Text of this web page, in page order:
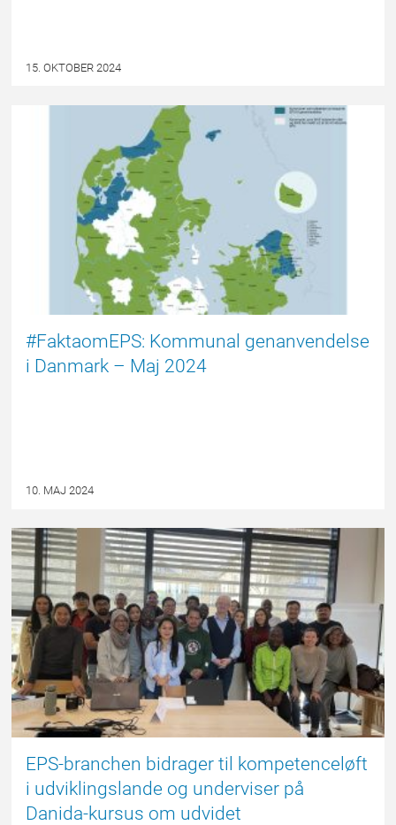
15. OKTOBER 2024
#FaktaomEPS: Kommunal genanvendelse
i Danmark – Maj 2024
10. MAJ 2024
#FAKTAOMEPS
EPS-branchen bidrager til kompetenceløft
i udviklingslande og underviser på
Danida-kursus om udvidet